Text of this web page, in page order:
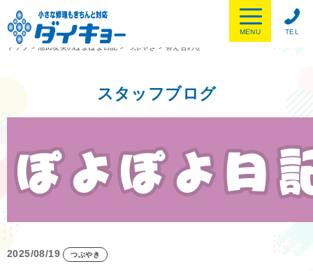
TEL
MENU
トップ
> 池田友美のぽよぽよ日記 > つぶやき > 答え合わせ
スタッフブログ
2025/08/19 つぶやき